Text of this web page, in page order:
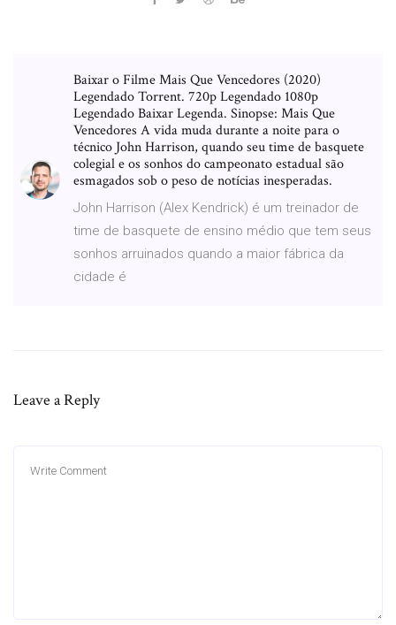
Baixar o Filme Mais Que Vencedores (2020)
Legendado Torrent. 720p Legendado 1080p
Legendado Baixar Legenda. Sinopse: Mais Que
Vencedores A vida muda durante a noite para o
técnico John Harrison, quando seu time de basquete
colegial e os sonhos do campeonato estadual são
esmagados sob o peso de notícias inesperadas.
John Harrison (Alex Kendrick) é um treinador de
time de basquete de ensino médio que tem seus
sonhos arruinados quando a maior fábrica da
cidade é
Leave a Reply